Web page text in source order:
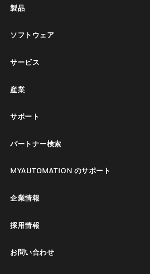
製品
ソフトウェア
サービス
産業
サポート
パートナー検索
MYAUTOMATION のサポート
企業情報
採用情報
お問い合わせ